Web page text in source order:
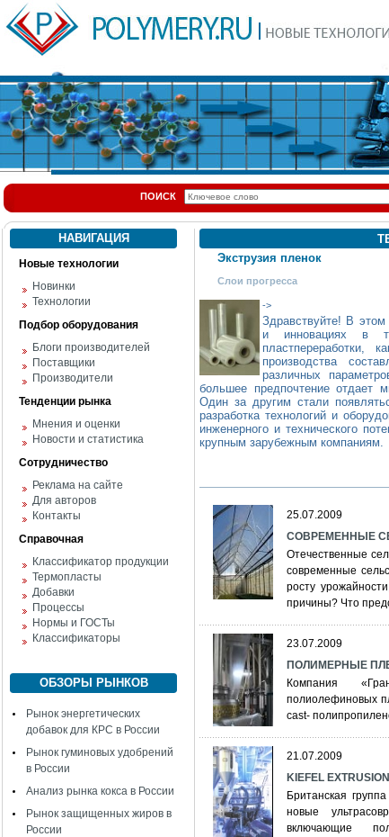
ПОИСК
НАВИГАЦИЯ
Новые технологии
Новинки
Технологии
Подбор оборудования
Блоги производителей
Поставщики
Производители
Тенденции рынка
Мнения и оценки
Новости и статистика
Сотрудничество
Реклама на сайте
Для авторов
Контакты
Справочная
Классификатор продукции
Термопласты
Добавки
Процессы
Нормы и ГОСТы
Классификаторы
ОБЗОРЫ РЫНКОВ
Рынок энергетических
добавок для КРС в России
Рынок гуминовых удобрений
в России
Анализ рынка кокса в России
Рынок защищенных жиров в
России
Экструзия пленок
Слои прогресса
->
Здравствуйте! В этом
и инновациях в
пластпереработки,
производства
различных
большее предпочтение отдает
Один за другим стали
разработка технологий и
инженерного и технического
крупным зарубежным компаниям.
25.07.2009
СОВРЕМЕННЫЕ
Отечественные
современные
росту
причины? Что
23.07.2009
ПОЛИМЕРНЫЕ
Компания
полиолефиновых
cast-
21.07.2009
KIEFEL
Британская
новые
включающие